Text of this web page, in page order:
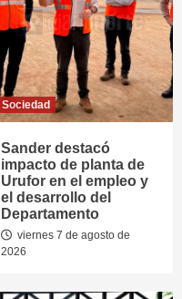
Sociedad
Sander destacó
impacto de planta de
Urufor en el empleo y
el desarrollo del
Departamento
viernes 7 de agosto de
2026